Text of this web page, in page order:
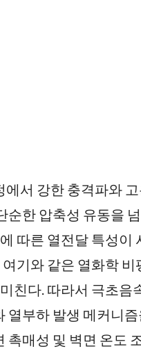
서 강한 충격파와
한 압축성 유동을
따른 열전달 특성이
기와 같은 열화학
친다. 따라서 극초음
열부하 발생 메커니
매성 및 벽면 온도